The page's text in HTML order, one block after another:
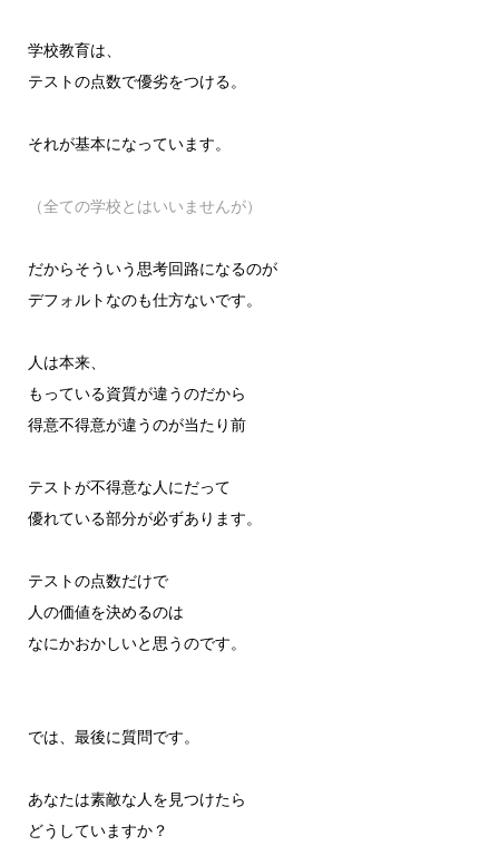
学校教育は、
テストの点数で優劣をつける。
それが基本になっています。
（全ての学校とはいいませんが）
だからそういう思考回路になるのが
デフォルトなのも仕方ないです。
人は本来、
もっている資質が違うのだから
得意不得意が違うのが当たり前
テストが不得意な人にだって
優れている部分が必ずあります。
テストの点数だけで
人の価値を決めるのは
なにかおかしいと思うのです。
では、最後に質問です。
あなたは素敵な人を見つけたら
どうしていますか？